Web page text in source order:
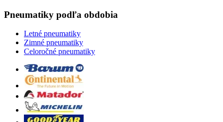
Pneumatiky podľa obdobia
Letné pneumatiky
Zimné pneumatiky
Celoročné pneumatiky